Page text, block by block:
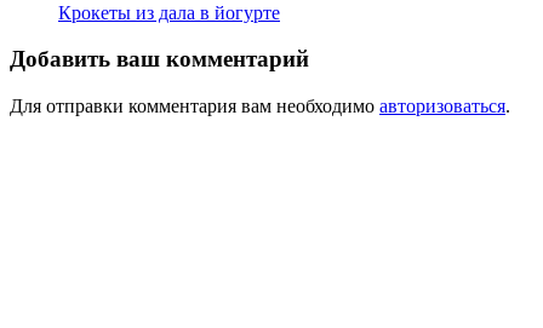
Крокеты из дала в йогурте
Добавить ваш комментарий
Для отправки комментария вам необходимо авторизоваться.